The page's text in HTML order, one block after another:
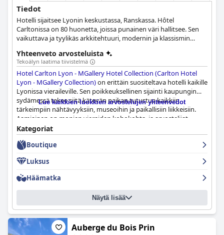
Tiedot
Hotelli sijaitsee Lyonin keskustassa, Ranskassa. Hôtel
Carltonissa on 80 huonetta, joissa punainen väri hallitsee. Sen
vaikuttava ja tyylikäs arkkitehtuuri, modernin ja klassismin
hotellista.
Yhteenveto arvosteluista
Tekoälyn laatima tiivistelmä
Hotel Carlton Lyon - MGallery Hotel Collection (Carlton Hotel
Lyon - MGallery Collection)on erittäin suositeltava hotelli kaikille
Lyonissa vieraileville. Sen poikkeuksellinen sijainti kaupungin
sydämessä tekee siitä kätevän paikan tutustua kaikkiin
tärkeimpiin nähtävyyksiin, museoihin ja paikallisiin liikkeisiin.
Aamiainen on monien vieraiden kohokohta, ja arvostelijat
ylistävät saatavilla olevan ruoan erinomaista laatua ja
valikoimaa. Huoneet ovat suuria, siistejä ja mukavia, ja niissä on
erinomaiset kylpyhuoneet, vaikka jotkut vieraat pitivätkin niitä
rauhallisesta ilmapiiristä, ja henkilökunta tekee kaikkensa
varmistaakseen, että vieraat tuntevat olonsa huolehdituiksi. Spa
tarjoaa mukavan ja puhtaan hamamin, vaikka jotkut vieraat
ehdottivatkin parannuksia. Vuodevaatteet ovat
poikkeukselliset, mikä takaa hyvät yöunet. Kaiken kaikkiaan
Hotel Carlton Lyon - MGallery Hotel Collection (Carlton Hotel
Lyon - MGallery Collection)on erinomainen valinta kaikille
Lyonissa vieraileville.
Lue kaikkien luokkien arvostelujen yhteenvedot
Kategoriat
Boutique
Luksus
Häämatka
Näytä lisää
Auberge du Bois Prin